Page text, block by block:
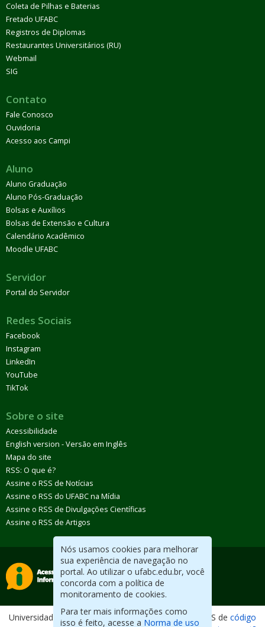
Nós usamos cookies para melhorar
sua experiência de navegação no
portal. Ao utilizar o ufabc.edu.br, você
concorda com a política de
monitoramento de cookies.
Para ter mais informações como
isso é feito, acesse a Norma de uso
Coleta de Pilhas e Baterias
Fretado UFABC
Registros de Diplomas
Restaurantes Universitários (RU)
Webmail
SIG
Contato
Fale Conosco
Ouvidoria
Acesso aos Campi
Aluno
Aluno Graduação
Aluno Pós-Graduação
Bolsas e Auxílios
Bolsas de Extensão e Cultura
Calendário Acadêmico
Moodle UFABC
Servidor
Portal do Servidor
Redes Sociais
Facebook
Instagram
LinkedIn
YouTube
TikTok
Sobre o site
Acessibilidade
English version - Versão em Inglês
Mapa do site
RSS: O que é?
Assine o RSS de Notícias
Assine o RSS do UFABC na Mídia
Assine o RSS de Divulgações Científicas
Assine o RSS de Artigos
Universidade Federal do ABC. Desenvolvido com CMS de código